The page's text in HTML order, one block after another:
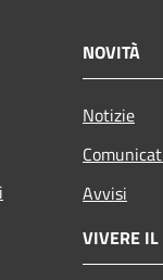
NOVITÀ
Notizie
Avvisi
VIVERE